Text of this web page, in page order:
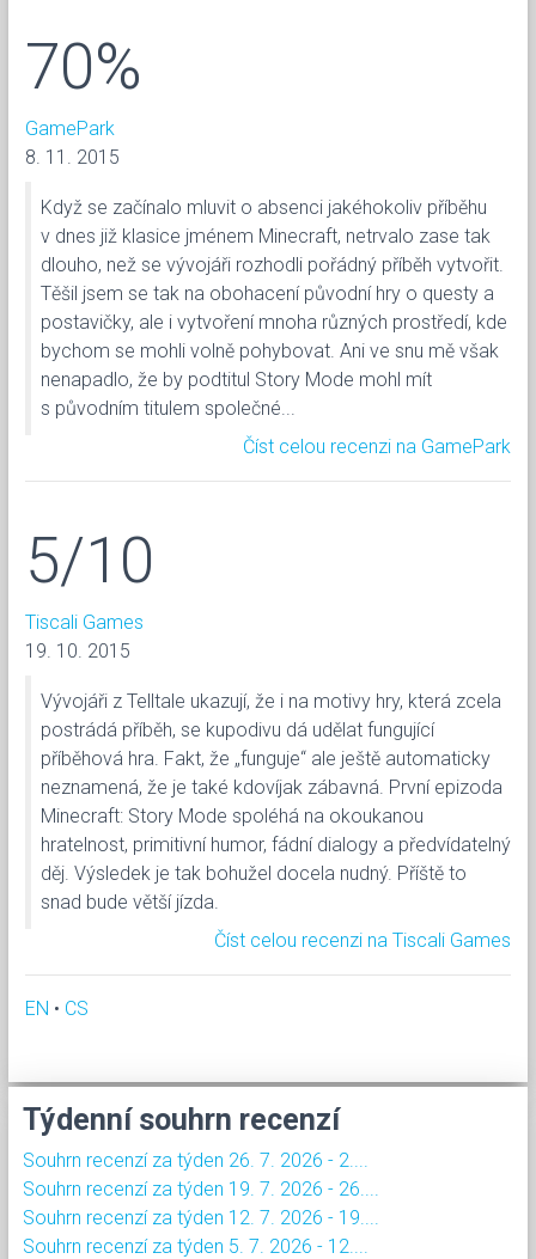
70%
GamePark
8. 11. 2015
Když se začínalo mluvit o absenci jakéhokoliv příběhu
v dnes již klasice jménem Minecraft, netrvalo zase tak
dlouho, než se vývojáři rozhodli pořádný příběh vytvořit.
Těšil jsem se tak na obohacení původní hry o questy a
postavičky, ale i vytvoření mnoha různých prostředí, kde
bychom se mohli volně pohybovat. Ani ve snu mě však
nenapadlo, že by podtitul Story Mode mohl mít
s původním titulem společné...
Číst celou recenzi na GamePark
5/10
Tiscali Games
19. 10. 2015
Vývojáři z Telltale ukazují, že i na motivy hry, která zcela
postrádá příběh, se kupodivu dá udělat fungující
příběhová hra. Fakt, že „funguje“ ale ještě automaticky
neznamená, že je také kdovíjak zábavná. První epizoda
Minecraft: Story Mode spoléhá na okoukanou
hratelnost, primitivní humor, fádní dialogy a předvídatelný
děj. Výsledek je tak bohužel docela nudný. Příště to
snad bude větší jízda.
Číst celou recenzi na Tiscali Games
EN • CS
Týdenní souhrn recenzí
Souhrn recenzí za týden 26. 7. 2026 - 2....
Souhrn recenzí za týden 19. 7. 2026 - 26....
Souhrn recenzí za týden 12. 7. 2026 - 19....
Souhrn recenzí za týden 5. 7. 2026 - 12....